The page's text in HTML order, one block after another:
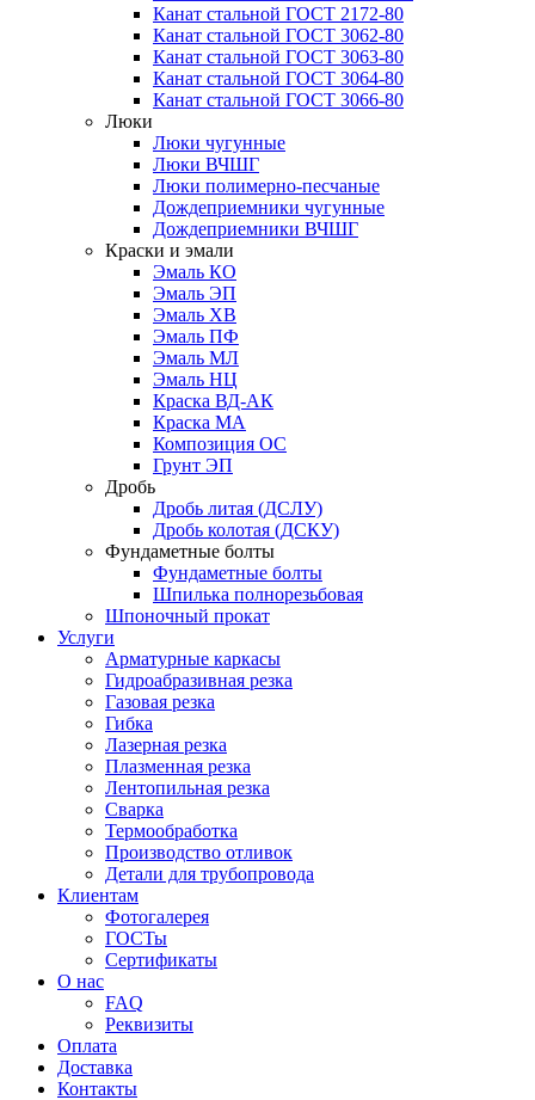
Канат стальной ГОСТ 2172-80
Канат стальной ГОСТ 3062-80
Канат стальной ГОСТ 3063-80
Канат стальной ГОСТ 3064-80
Канат стальной ГОСТ 3066-80
Люки
Люки чугунные
Люки ВЧШГ
Люки полимерно-песчаные
Дождеприемники чугунные
Дождеприемники ВЧШГ
Краски и эмали
Эмаль КО
Эмаль ЭП
Эмаль ХВ
Эмаль ПФ
Эмаль МЛ
Эмаль НЦ
Краска ВД-АК
Краска МА
Композиция ОС
Грунт ЭП
Дробь
Дробь литая (ДСЛУ)
Дробь колотая (ДСКУ)
Фундаметные болты
Фундаметные болты
Шпилька полнорезьбовая
Шпоночный прокат
Услуги
Арматурные каркасы
Гидроабразивная резка
Газовая резка
Гибка
Лазерная резка
Плазменная резка
Лентопильная резка
Сварка
Термообработка
Производство отливок
Детали для трубопровода
Клиентам
Фотогалерея
ГОСТы
Сертификаты
О нас
FAQ
Реквизиты
Оплата
Доставка
Контакты